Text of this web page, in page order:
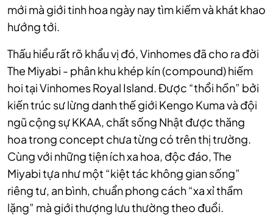
mới mà giới tinh hoa ngày nay tìm kiếm và khát khao
hướng tới.
Thấu hiểu rất rõ khẩu vị đó, Vinhomes đã cho ra đời
The Miyabi - phân khu khép kín (compound) hiếm
hoi tại Vinhomes Royal Island. Được “thổi hồn” bởi
kiến trúc sư lừng danh thế giới Kengo Kuma và đội
ngũ cộng sự KKAA, chất sống Nhật được thăng
hoa trong concept chưa từng có trên thị trường.
Cùng với những tiện ích xa hoa, độc đáo, The
Miyabi tựa như một “kiệt tác không gian sống”
riêng tư, an bình, chuẩn phong cách “xa xỉ thầm
lặng” mà giới thượng lưu thường theo đuổi.